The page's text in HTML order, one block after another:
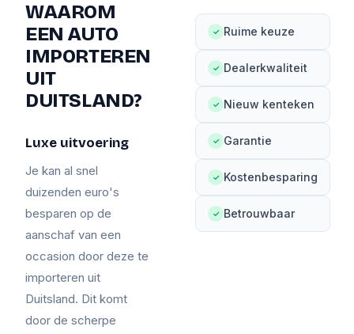
WAAROM
EEN AUTO
IMPORTEREN
UIT
DUITSLAND?
Luxe uitvoering
Je kan al snel
duizenden euro's
besparen op de
aanschaf van een
occasion door deze te
importeren uit
Duitsland. Dit komt
door de scherpe
✓ Ruime keuze
✓ Dealerkwaliteit
✓ Nieuw kenteken
✓ Garantie
✓ Kostenbesparing
✓ Betrouwbaar